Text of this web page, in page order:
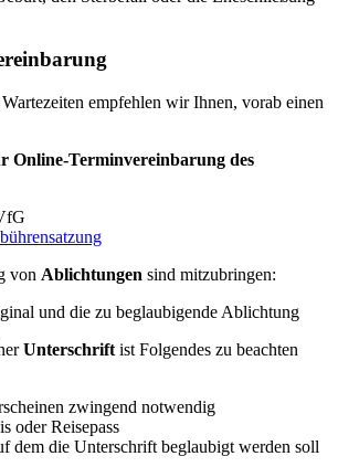
empfehlen wir Ihnen, vorab einen
Online-Terminvereinbarung des
von Ablichtungen sind mitzubringen:
und die zu beglaubigende Ablichtung
Unterschrift ist Folgendes zu beachten
zwingend notwendig
oder Reisepass
dem die Unterschrift beglaubigt werden soll